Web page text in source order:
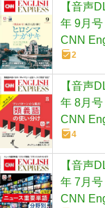
【音声
年 9月号
CNN
2
【音声
年 8月号
CNN
4
【音声
年 7月号
CNN